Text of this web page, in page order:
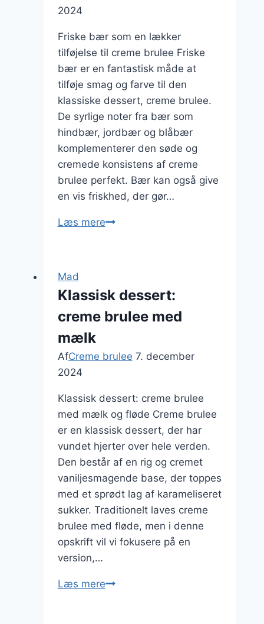
2024
Friske bær som en lækker
tilføjelse til creme brulee Friske
bær er en fantastisk måde at
tilføje smag og farve til den
klassiske dessert, creme brulee.
De syrlige noter fra bær som
hindbær, jordbær og blåbær
komplementerer den søde og
cremede konsistens af creme
brulee perfekt. Bær kan også give
en vis friskhed, der gør…
Læs mereFriske
opskrift
Mad
Klassisk dessert:
creme brulee med
mælk
AfCreme brulee 7. december
2024
Klassisk dessert: creme brulee
med mælk og fløde Creme brulee
er en klassisk dessert, der har
vundet hjerter over hele verden.
Den består af en rig og cremet
vaniljesmagende base, der toppes
med et sprødt lag af karameliseret
sukker. Traditionelt laves creme
brulee med fløde, men i denne
opskrift vil vi fokusere på en
version,…
Læs mereKlassisk